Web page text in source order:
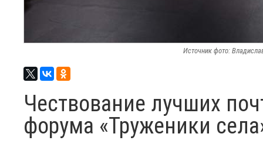
Источник фото:
Чествование лучших
форума «Труженики